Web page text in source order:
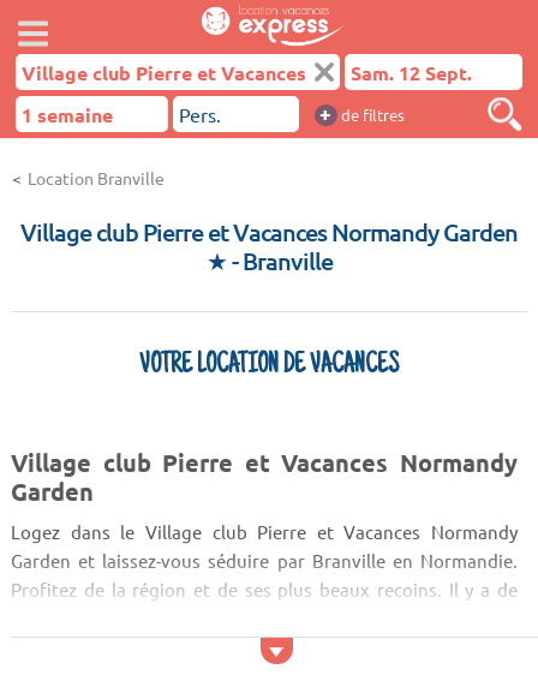
+ de filtres
Location Branville
Village club Pierre et Vacances Normandy Garden
★- Branville
VOTRE LOCATION DE VACANCES
Village club Pierre et Vacances Normandy
Garden
Logez dans le Village club Pierre et Vacances Normandy
Garden et laissez-vous séduire par Branville en Normandie.
Profitez de la région et de ses plus beaux recoins. Il y a de
trouve par exemple les falaises des Vaches Noires et le Mont